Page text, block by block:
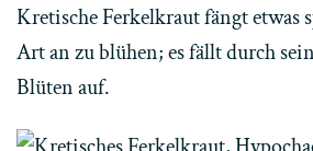
Kretische Ferkelkraut fängt etwas
Art an zu blühen; es fällt durch
Blüten auf.